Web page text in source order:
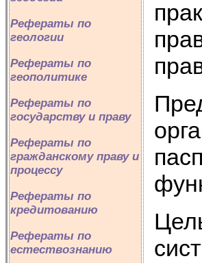
Рефераты по
геологии
Рефераты по
геополитике
Рефераты по
государству и праву
Рефераты по
гражданскому праву и
процессу
Рефераты по
кредитованию
Рефераты по
естествознанию